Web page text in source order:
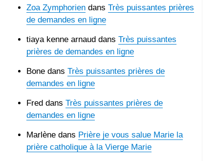
Zoa Zymphorien dansTrès puissantes prières
de demandes en ligne
tiaya kenne arnaud dansTrès puissantes
prières de demandes en ligne
Bone dansTrès puissantes prières de
demandes en ligne
Fred dansTrès puissantes prières de
demandes en ligne
Marlène dans Prière je vous salue Marie la
prière catholique à la Vierge Marie